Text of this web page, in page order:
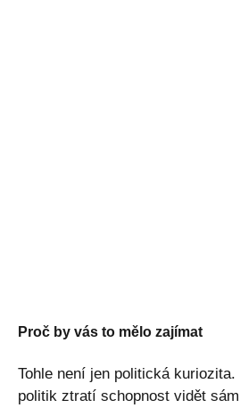
Proč by vás to mělo zajímat
Tohle není jen politická
politik ztratí schopnost vidět